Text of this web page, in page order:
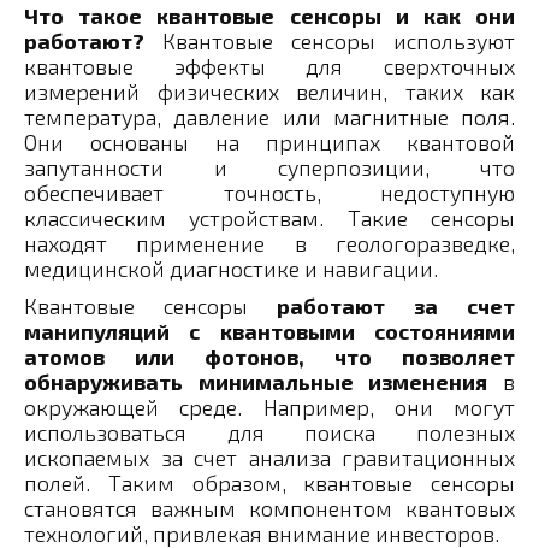
Что такое квантовые сенсоры и как они
работают? Квантовые сенсоры используют
квантовые эффекты для сверхточных
измерений физических величин, таких как
температура, давление или магнитные поля.
Они основаны на принципах квантовой
запутанности и суперпозиции, что
обеспечивает точность, недоступную
классическим устройствам. Такие сенсоры
находят применение в геологоразведке,
медицинской диагностике и навигации.
Квантовые сенсоры работают за счет
манипуляций с квантовыми состояниями
атомов или фотонов, что позволяет
обнаруживать минимальные изменения в
окружающей среде. Например, они могут
использоваться для поиска полезных
ископаемых за счет анализа гравитационных
полей. Таким образом, квантовые сенсоры
становятся важным компонентом квантовых
технологий, привлекая внимание инвесторов.